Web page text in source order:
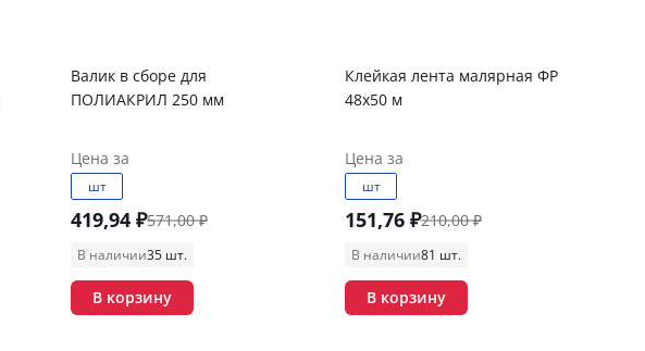
Валик в сборе для
ПОЛИАКРИЛ 250 мм
Цена за
шт
419,94 ₽571,00 ₽
В наличии35 шт.
В корзину
Клейкая лента малярная ФР
48х50 м
Цена за
шт
151,76 ₽210,00 ₽
В наличии81 шт.
В корзину